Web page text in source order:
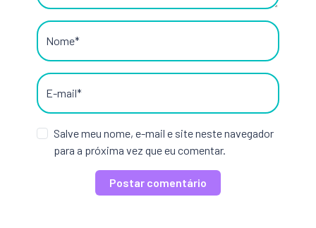
Nome*
E-mail*
Salve meu nome, e-mail e site neste navegador
para a próxima vez que eu comentar.